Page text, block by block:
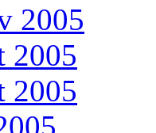
2005
2005
2005